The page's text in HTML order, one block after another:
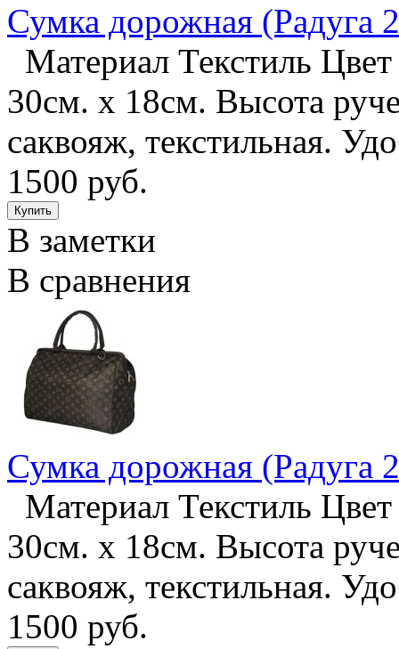
Сумка дорожная (Радуга
Материал Текстиль
30см. х 18см. Высота
саквояж, текстильная.
1500 руб.
В заметки
В сравнения
Сумка дорожная (Радуга
Материал Текстиль
30см. х 18см. Высота
саквояж, текстильная.
1500 руб.